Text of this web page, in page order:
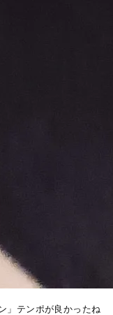
」テンポが良かったね